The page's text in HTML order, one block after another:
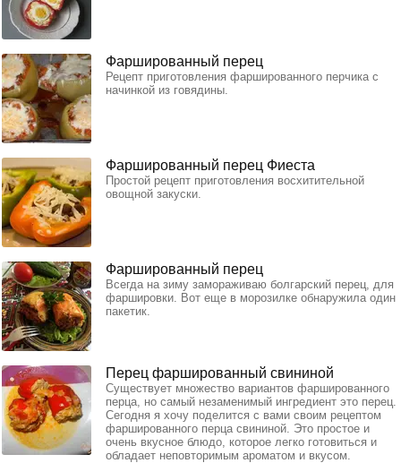
Фаршированный перец
Рецепт приготовления фаршированного перчика с
начинкой из говядины.
Фаршированный перец Фиеста
Простой рецепт приготовления восхитительной
овощной закуски.
Фаршированный перец
Всегда на зиму замораживаю болгарский перец, для
фаршировки. Вот еще в морозилке обнаружила один
пакетик.
Перец фаршированный свининой
Существует множество вариантов фаршированного
перца, но самый незаменимый ингредиент это перец.
Сегодня я хочу поделится с вами своим рецептом
фаршированного перца свининой. Это простое и
очень вкусное блюдо, которое легко готовиться и
обладает неповторимым ароматом и вкусом.